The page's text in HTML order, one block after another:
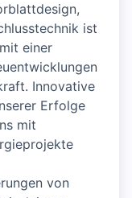
ist
einer
Innovative
Erfolge
mit
von